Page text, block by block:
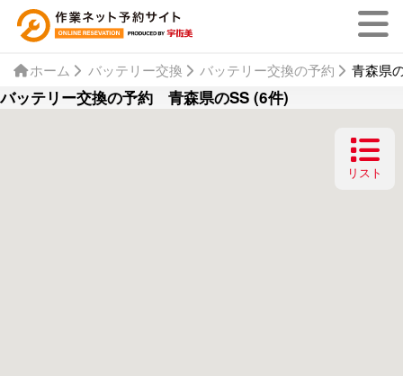
ホーム バッテリー交換 バッテリー交換の予約 青森県
バッテリー交換の予約 青森県のSS (6件)
リスト